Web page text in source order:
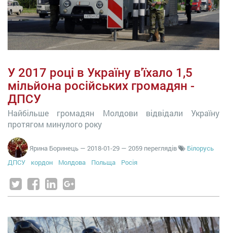
У 2017 році в Україну в'їхало 1,5
мільйона російських громадян -
ДПСУ
Найбільше громадян Молдови відвідали Україну
протягом минулого року
Ярина Боринець — 2018-01-29 — 2059 переглядів
Білорусь
ДПСУ
кордон Молдова Польща Росія